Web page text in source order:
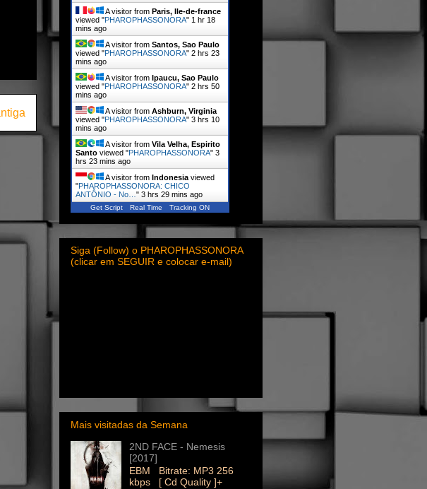
A visitor from Paris, Ile-de-france
viewed "PHAROPHASSONORA" 1 hr 18
mins ago
A visitor from Santos, Sao Paulo
viewed "PHAROPHASSONORA" 2 hrs 23
mins ago
A visitor from Ipaucu, Sao Paulo
viewed "PHAROPHASSONORA" 2 hrs 50
mins ago
A visitor from Ashburn, Virginia
viewed "PHAROPHASSONORA" 3 hrs 10
mins ago
A visitor from Vila Velha, Espirito
Santo viewed "PHAROPHASSONORA" 3
hrs 23 mins ago
A visitor from Indonesia viewed
"PHAROPHASSONORA: CHICO
ANTÔNIO - No… " 3 hrs 29 mins ago
Get Script Real Time Tracking ON
Siga (Follow) o PHAROPHASSONORA
(clicar em SEGUIR e colocar e-mail)
Mais visitadas da Semana
2ND FACE - Nemesis
[2017]
EBM Bitrate: MP3 256
kbps [ Cd Quality ]+